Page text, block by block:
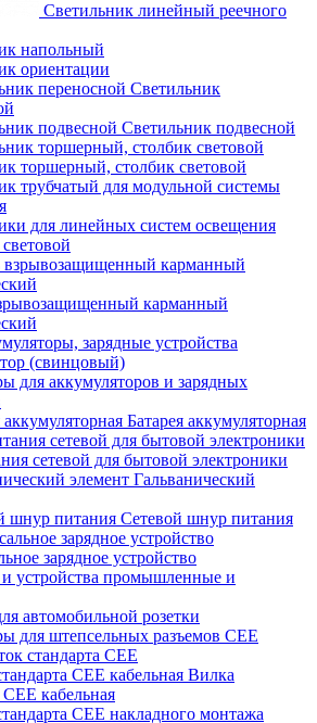
Светильник линейный реечного
напольный
ориентации
Светильник
Светильник подвесной
торшерный, столбик световой
трубчатый для модульной системы
для линейных систем освещения
карманный
зарядные устройства
(свинцовый)
для аккумуляторов и зарядных
Батарея аккумуляторная
сетевой для бытовой электроники
Гальванический
Сетевой шнур питания
зарядное устройство
устройства промышленные и
автомобильной розетки
для штепсельных разъемов CEE
стандарта CEE
Вилка
CEE кабельная